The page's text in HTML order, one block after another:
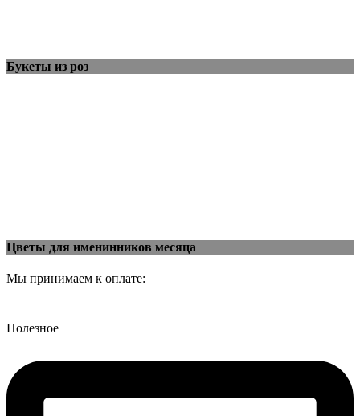
Букеты из роз
Цветы для именинников месяца
Мы принимаем к оплате:
Полезное